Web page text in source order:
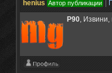
henius Автор публикации
P90, Извини,